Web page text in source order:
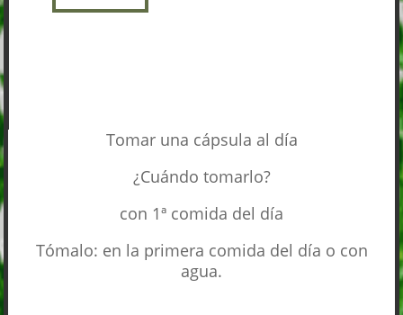
CÁPSULAS
Tomar una cápsula al día
¿Cuándo tomarlo?
con 1ª comida del día
Tómalo: en la primera comida del día o con
agua.